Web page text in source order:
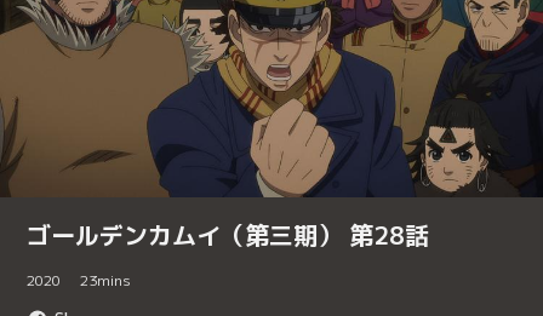
ゴールデンカムイ（第三期） 第28話
2020 23mins